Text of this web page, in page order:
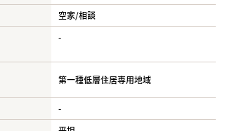
空家/相談
-
第一種低層住居専用地域
-